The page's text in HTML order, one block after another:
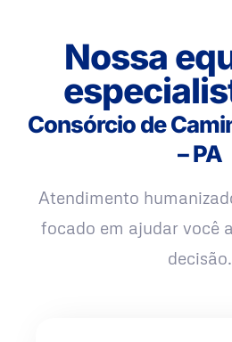
Nossa
Consórcio de
– PA
Atendimento
focado em ajudar você
decisão.